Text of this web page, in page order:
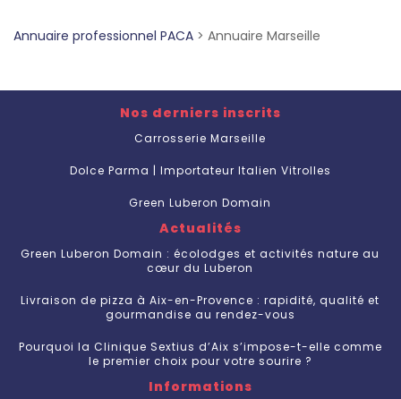
Annuaire professionnel PACA > Annuaire Marseille
Nos derniers inscrits
Carrosserie Marseille
Dolce Parma | Importateur Italien Vitrolles
Green Luberon Domain
Actualités
Green Luberon Domain : écolodges et activités nature au
cœur du Luberon
Livraison de pizza à Aix-en-Provence : rapidité, qualité et
gourmandise au rendez-vous
Pourquoi la Clinique Sextius d’Aix s’impose-t-elle comme
le premier choix pour votre sourire ?
Informations